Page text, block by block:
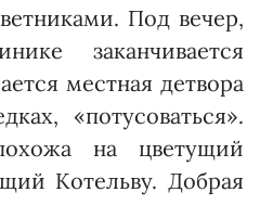
Под вечер,
заканчивается
местная детвора
«потусоваться».
на цветущий
Котельву. Добрая